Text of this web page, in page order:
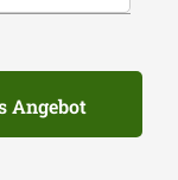
Angebot